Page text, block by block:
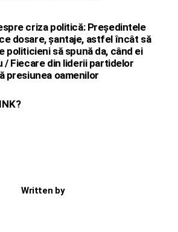
criza politică: Preşedintele
dosare, şantaje, astfel încât să
politicieni să spună da, când ei
/ Fiecare din liderii partidelor
presiunea oamenilor
Written by